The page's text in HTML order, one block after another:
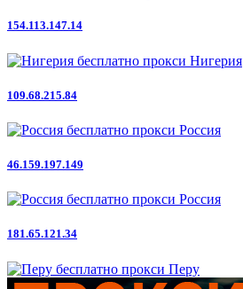
154.113.147.14
Нигерия
109.68.215.84
Россия
46.159.197.149
Россия
181.65.121.34
Перу